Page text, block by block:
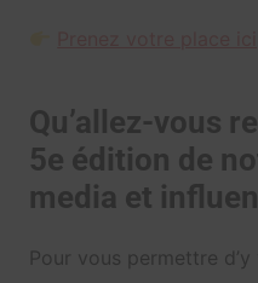
Qu’allez-vous
5e édition de
media et
Pour vous permettre